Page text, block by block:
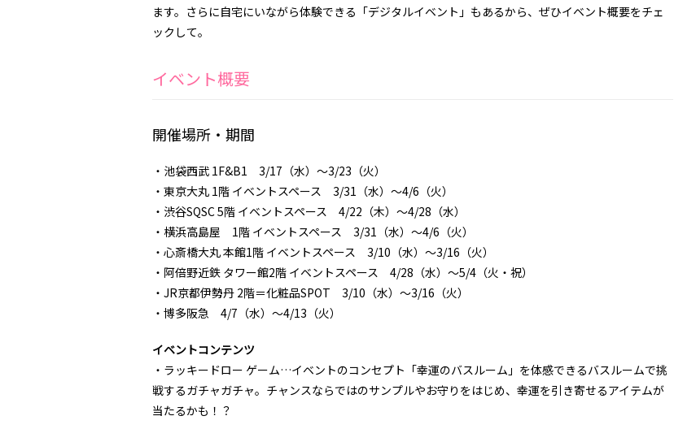
ます。さらに自宅にいながら体験できる「デジタルイベント」もあるから、ぜひイベント概要をチェ
ックして。
イベント概要
開催場所・期間
・池袋西武 1F&B1 3/17（水）～3/23（火）
・東京大丸 1階 イベントスペース 3/31（水）～4/6（火）
・渋谷SQSC 5階 イベントスペース 4/22（木）～4/28（水）
・横浜高島屋 1階 イベントスペース 3/31（水）～4/6（火）
・心斎橋大丸 本館1階 イベントスペース 3/10（水）～3/16（火）
・阿倍野近鉄 タワー館2階 イベントスペース 4/28（水）～5/4（火・祝）
・JR京都伊勢丹 2階＝化粧品SPOT 3/10（水）～3/16（火）
・博多阪急 4/7（水）～4/13（火）
イベントコンテンツ
・ラッキードロー ゲーム…イベントのコンセプト「幸運のバスルーム」を体感できるバスルームで挑
戦するガチャガチャ。チャンスならではのサンプルやお守りをはじめ、幸運を引き寄せるアイテムが
当たるかも！？